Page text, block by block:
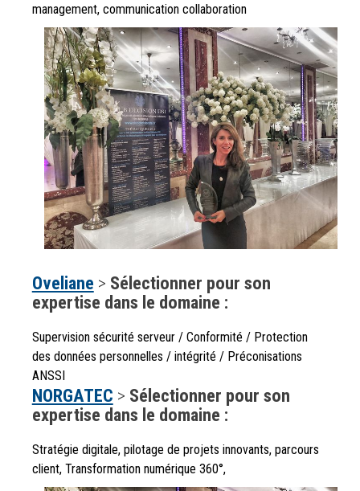
management, communication collaboration
Oveliane > Sélectionner pour son
expertise dans le domaine :
Supervision sécurité serveur / Conformité / Protection
des données personnelles / intégrité / Préconisations
ANSSI
NORGATEC > Sélectionner pour son
expertise dans le domaine :
Stratégie digitale, pilotage de projets innovants, parcours
client, Transformation numérique 360°,